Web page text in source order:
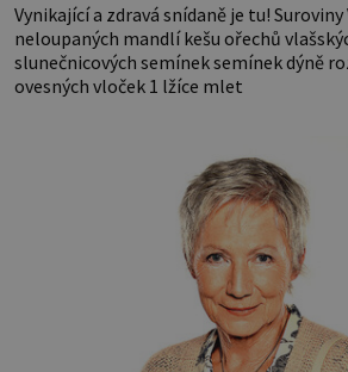
Vynikající a zdravá snídaně je tu! Suroviny Vždy 1 šálek –
neloupaných mandlí kešu ořechů
slunečnicových semínek semínek dýně
ovesných vloček 1 lžíce mlet